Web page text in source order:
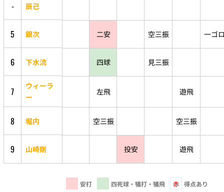
- 辰己
5 銀次 二安 空三振 一ゴ
6 下水流 四球 見三振
7
ウィーラ
ー
左飛 遊飛
8 堀内 空三振 空三振
9 山崎剛 投安 遊飛
安打 四死球・犠打・犠飛 赤 得点あり